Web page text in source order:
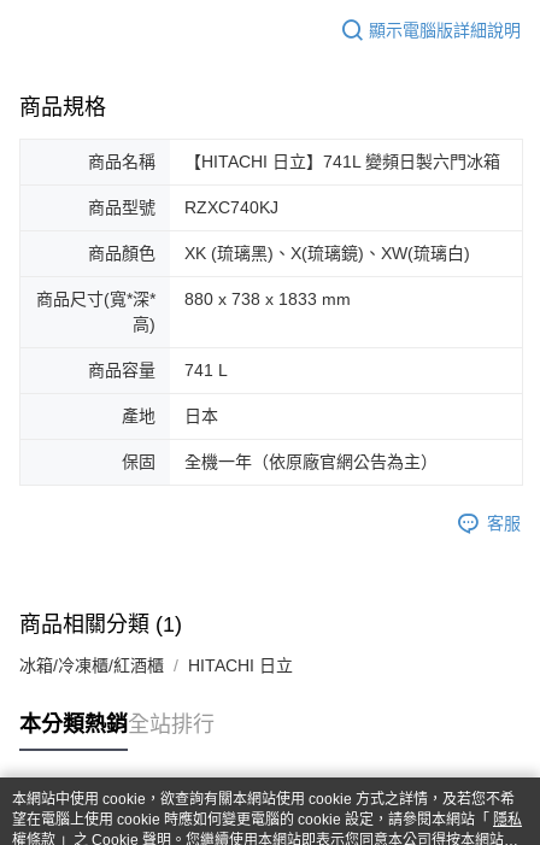
顯示電腦版詳細說明
商品規格
商品名稱 【HITACHI 日立】741L 變頻日製六門冰箱
商品型號 RZXC740KJ
商品顏色 XK (琉璃黑)、X(琉璃鏡)、XW(琉璃白)
商品尺寸(寬*深*
高)
880 x 738 x 1833 mm
商品容量 741 L
產地 日本
保固 全機一年（依原廠官網公告為主）
客服
商品相關分類 (1)
冰箱/冷凍櫃/紅酒櫃 HITACHI 日立
本分類熱銷全站排行
熱門標籤
本網站中使用 cookie，欲查詢有關本網站使用 cookie 方式之詳情，及若您不希
望在電腦上使用 cookie 時應如何變更電腦的 cookie 設定，請參閱本網站「 隱私
權條款 」之 Cookie 聲明。您繼續使用本網站即表示您同意本公司得按本網站使